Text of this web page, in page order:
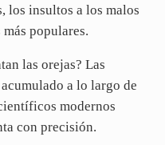
los insultos a los malos
populares.
las orejas? Las
a lo largo de
modernos
con precisión.